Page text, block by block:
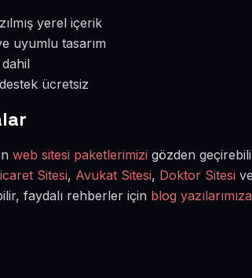
yerel içerik
uyumlu tasarım
ücretsiz
web sitesi paketlerimizi gözden
Sitesi, Avukat Sitesi, Doktor Sitesi ve
faydalı rehberler için blog yazılarımıza